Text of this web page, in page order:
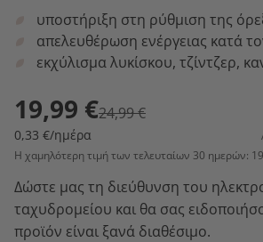
υποστήριξη στη ρύθμιση της
απελευθέρωση ενέργειας κατά
εκχύλισμα λυκίσκου, τζίντζερ,
19,99 €24,99 €
0,33 €/ημέρα
Η χαμηλότερη τιμή των τελευταίων 30 ημερών:
Δώστε μας τη διεύθυνση του
ταχυδρομείου και θα σας
προϊόν είναι ξανά διαθέσιμο.